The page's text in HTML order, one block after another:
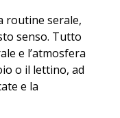
routine serale,
senso. Tutto
e l’atmosfera
o il lettino, ad
e la